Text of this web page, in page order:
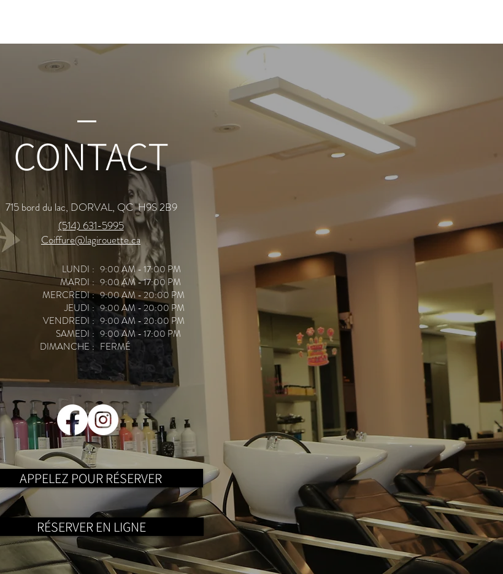
CONTACT
715 bord du lac, DORVAL, QC H9S 2B9
(514) 631-5995
Coiffure@lagirouette.ca
LUNDI
MARDI
MERCREDI
JEUDI
VENDREDI
SAMEDI
DIMANCHE
: 9:00 AM - 17:00 PM
: 9:00 AM - 17:00 PM
: 9:00 AM - 20:00 PM
: 9:00 AM - 20:00 PM
: 9:00 AM - 20:00 PM
: 9:00 AM - 17:00 PM
: FERMÉ
APPELEZ POUR RÉSERVER
RÉSERVER EN LIGNE